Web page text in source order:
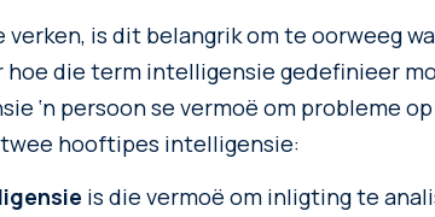
verken, is dit belangrik om te oorweeg
hoe die term intelligensie gedefinieer
‘n persoon se vermoë om probleme
hooftipes intelligensie:
is die vermoë om inligting te